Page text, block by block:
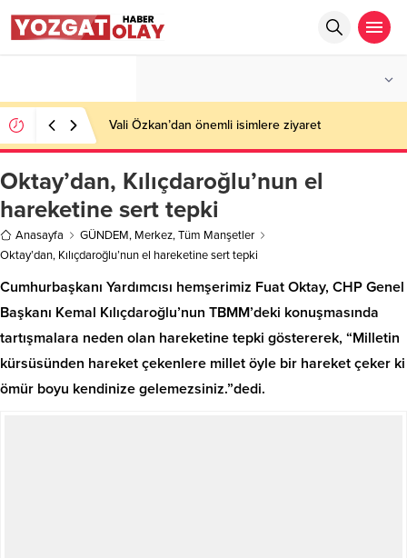
Vali Özkan’dan önemli isimlere ziyaret
Oktay’dan, Kılıçdaroğlu’nun el
hareketine sert tepki
Anasayfa GÜNDEM, Merkez,Tüm Manşetler
Oktay’dan, Kılıçdaroğlu’nun el hareketine sert tepki
Cumhurbaşkanı Yardımcısı hemşerimiz Fuat Oktay, CHP Genel
Başkanı Kemal Kılıçdaroğlu’nun TBMM’deki konuşmasında
tartışmalara neden olan hareketine tepki göstererek, “Milletin
kürsüsünden hareket çekenlere millet öyle bir hareket çeker ki
ömür boyu kendinize gelemezsiniz.”dedi.